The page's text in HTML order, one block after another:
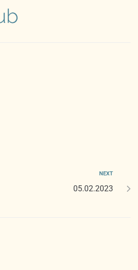
NEXT
05.02.2023